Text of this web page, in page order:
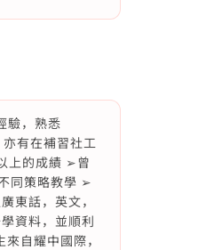
驗，熟悉
有在補習社工
上的成績 ➢曾
同策略教學 ➢
東話，英文，
資料，並順利
自耀中國際，